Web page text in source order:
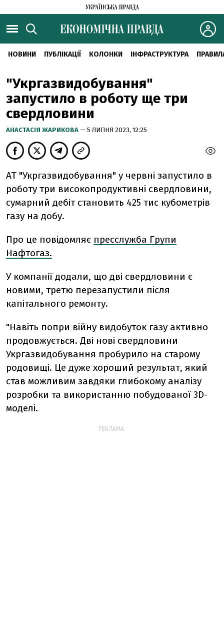
НОВИНИ ПУБЛІКАЦІЇ КОЛОНКИ ІНФРАСТРУКТУРА
"Укргазвидобування"
запустило в роботу ще три
свердловини
АНАСТАСІЯ ЖАРИКОВА — 5 ЛИПНЯ 2023, 12:25
АТ "Укргазвидобування" у червні запустило в
роботу три високопродуктивні свердловини,
сумарний дебіт становить 425 тис кубометрів
газу на добу.
Про це повідомляє пресслужба Групи
Нафтогаз.
У компанії додали, що дві свердловини є
новими, третю перезапустили після
капітального ремонту.
"Навіть попри війну видобуток газу активно
продовжується. Дві нові свердловини
Укргазвидобування пробурило на старому
родовищі. Це дуже хороший результат, який
став можливим завдяки глибокому аналізу
розробки та використанню побудованої 3D-
моделі.
РЕКЛАМА: